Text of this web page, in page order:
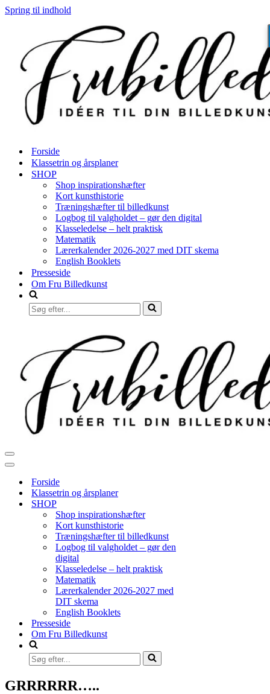
Spring til indhold
Forside
Klassetrin og årsplaner
SHOP
Shop inspirationshæfter
Kort kunsthistorie
Træningshæfter til billedkunst
Logbog til valgholdet – gør den digital
Klasseledelse – helt praktisk
Matematik
Lærerkalender 2026-2027 med DIT skema
English Booklets
Presseside
Om Fru Billedkunst
Søg
efter...
Navigation
menu
Navigation
Forside
Klassetrin og årsplaner
SHOP
Shop inspirationshæfter
Kort kunsthistorie
Træningshæfter til billedkunst
Logbog til valgholdet – gør den
digital
Klasseledelse – helt praktisk
Matematik
Lærerkalender 2026-2027 med
DIT skema
English Booklets
Presseside
Om Fru Billedkunst
Søg
efter...
GRRRRRR…..